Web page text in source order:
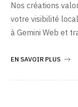
Nos créations
votre visibilité
à Gemini Web et
EN SAVOIR PLUS